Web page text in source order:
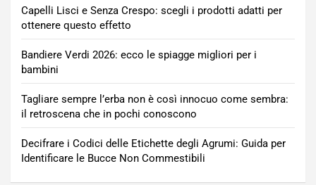
Capelli Lisci e Senza Crespo: scegli i prodotti adatti per
ottenere questo effetto
Bandiere Verdi 2026: ecco le spiagge migliori per i
bambini
Tagliare sempre l’erba non è così innocuo come sembra:
il retroscena che in pochi conoscono
Decifrare i Codici delle Etichette degli Agrumi: Guida per
Identificare le Bucce Non Commestibili